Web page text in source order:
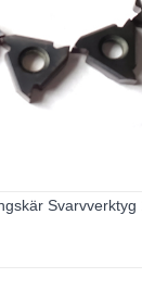
Svarvverktyg